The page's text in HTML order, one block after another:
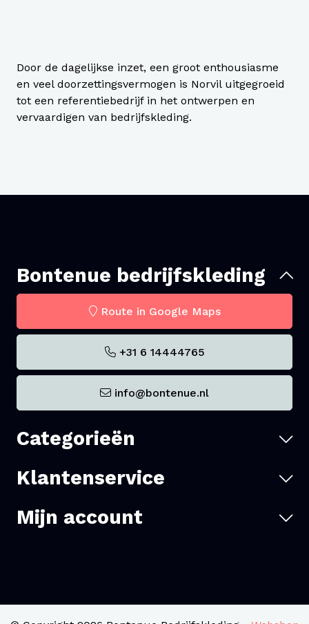
Door de dagelijkse inzet, een groot enthousiasme
en veel doorzettingsvermogen is Norvil uitgegroeid
tot een referentiebedrijf in het ontwerpen en
vervaardigen van bedrijfskleding.
Bontenue bedrijfskleding
Route in Google Maps
+31 6 14444765
info@bontenue.nl
Categorieën
Klantenservice
Mijn account